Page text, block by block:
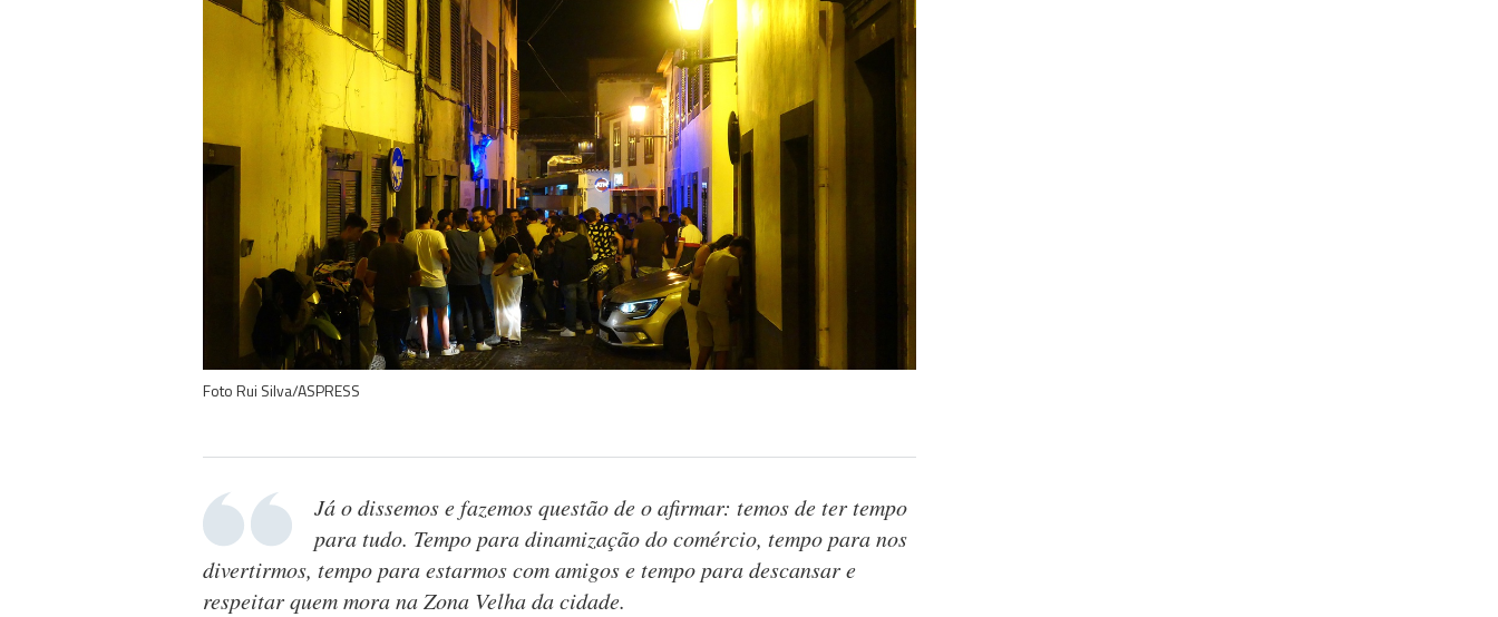
Foto Rui Silva/ASPRESS
Já o dissemos e fazemos questão de o afirmar: temos de ter tempo
para tudo. Tempo para dinamização do comércio, tempo para nos
divertirmos, tempo para estarmos com amigos e tempo para descansar e
respeitar quem mora na Zona Velha da cidade.